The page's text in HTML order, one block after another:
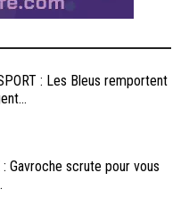
: Les Bleus remportent
: Gavroche scrute pour vous